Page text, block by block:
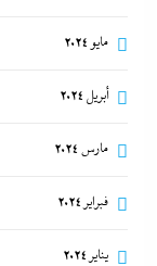
مايو 2024
أبريل 2024
مارس 2024
فبراير 2024
يناير 2024